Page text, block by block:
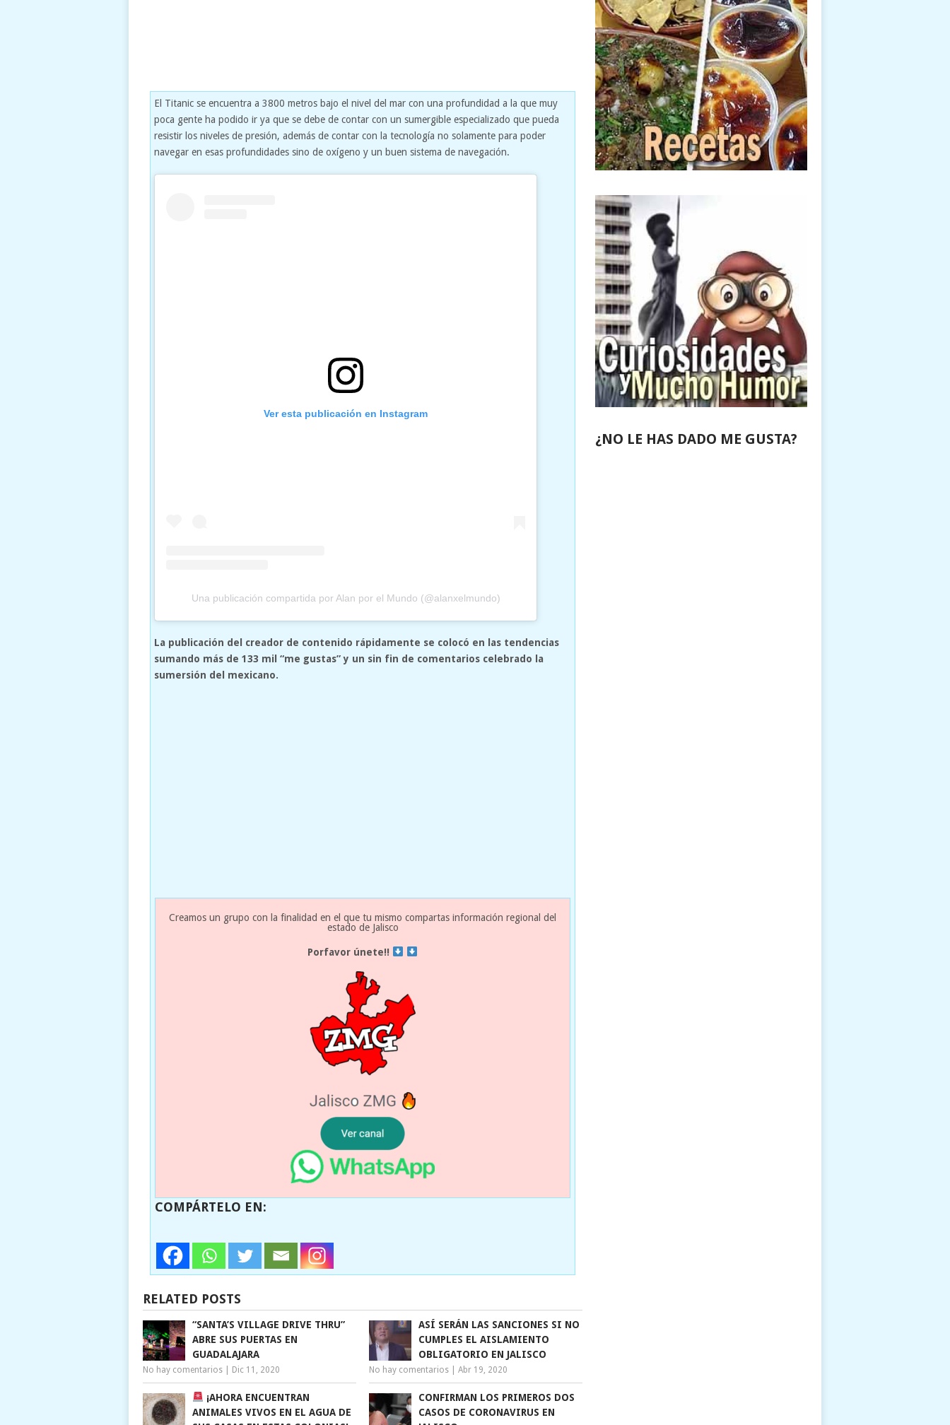
El Titanic se encuentra a 3800 metros bajo el nivel del mar con una profundidad a la que muy
poca gente ha podido ir ya que se debe de contar con un sumergible especializado que pueda
resistir los niveles de presión, además de contar con la tecnología no solamente para poder
navegar en esas profundidades sino de oxígeno y un buen sistema de navegación.
Ver esta publicación en Instagram
Una publicación compartida por Alan por el Mundo (@alanxelmundo)
La publicación del creador de contenido rápidamente se colocó en las tendencias
sumando más de 133 mil “me gustas” y un sin fin de comentarios celebrado la
sumersión del mexicano.
Creamos un grupo con la finalidad en el que tu mismo compartas información regional del
estado de Jalisco
Porfavor únete!!
COMPÁRTELO EN:
RELATED POSTS
“SANTA’S VILLAGE DRIVE THRU”
ABRE SUS PUERTAS EN
GUADALAJARA
No hay comentarios Dic 11, 2020
ASÍ SERÁN LAS SANCIONES SI NO
CUMPLES EL AISLAMIENTO
OBLIGATORIO EN JALISCO
No hay comentarios |Abr 19, 2020
¡AHORA ENCUENTRAN
ANIMALES VIVOS EN EL AGUA DE
CONFIRMAN LOS PRIMEROS DOS
CASOS DE CORONAVIRUS EN
¿NO LE HAS DADO ME GUSTA?